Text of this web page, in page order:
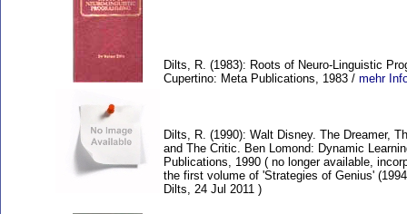
Dilts, R. (1983): Roots of Neuro-Linguistic
Cupertino: Meta Publications, 1983 / mehr
Dilts, R. (1990): Walt Disney. The Dreamer,
and The Critic. Ben Lomond: Dynamic
Publications, 1990 ( no longer available,
the first volume of 'Strategies of Genius'
Dilts, 24 Jul 2011 )